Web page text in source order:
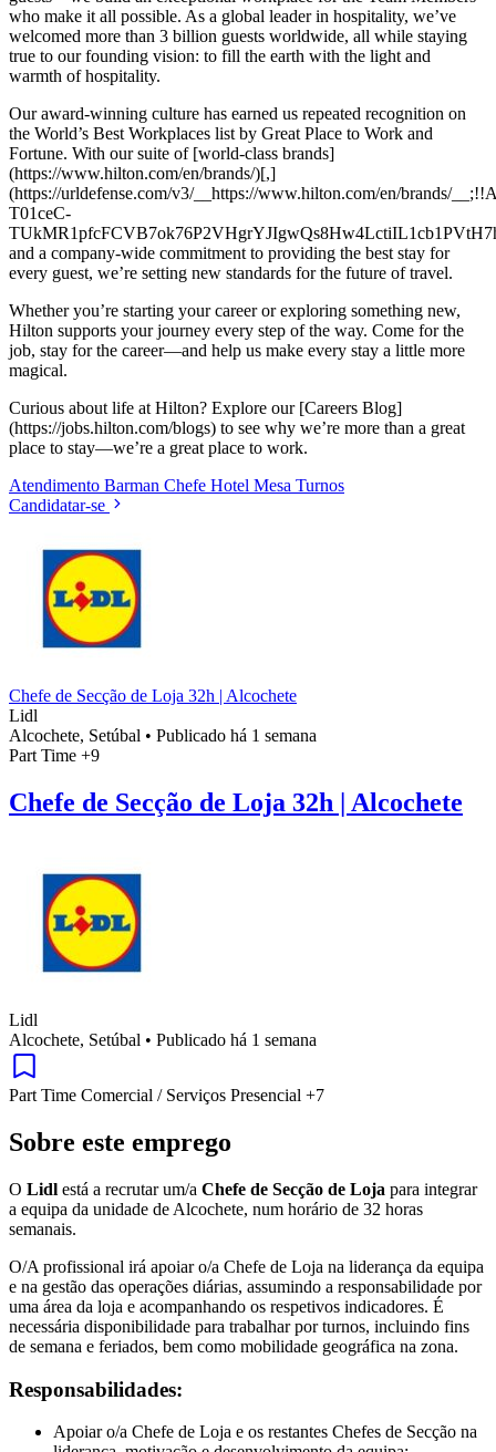
who make it all possible. As a global leader in hospitality, we’ve
welcomed more than 3 billion guests worldwide, all while staying
true to our founding vision: to fill the earth with the light and
warmth of hospitality.
Our award-winning culture has earned us repeated recognition on
the World’s Best Workplaces list by Great Place to Work and
Fortune. With our suite of [world-class brands]
(https://www.hilton.com/en/brands/)[,]
(https://urldefense.com/v3/__https://www.hilton.com/en/brands/
T01ceC-
and a company-wide commitment to providing the best stay for
every guest, we’re setting new standards for the future of travel.
Whether you’re starting your career or exploring something new,
Hilton supports your journey every step of the way. Come for the
job, stay for the career—and help us make every stay a little more
magical.
Curious about life at Hilton? Explore our [Careers Blog]
(https://jobs.hilton.com/blogs) to see why we’re more than a great
place to stay—we’re a great place to work.
Atendimento Barman Chefe Hotel Mesa Turnos
Candidatar-se
Chefe de Secção de Loja 32h | Alcochete
Lidl
Alcochete, Setúbal • Publicado há 1 semana
Part Time +9
Chefe de Secção de Loja 32h | Alcochete
Lidl
Alcochete, Setúbal • Publicado há 1 semana
Part Time Comercial / Serviços Presencial +7
Sobre este emprego
O Lidl está a recrutar um/a Chefe de Secção de Loja para integrar
a equipa da unidade de Alcochete, num horário de 32 horas
semanais.
O/A profissional irá apoiar o/a Chefe de Loja na liderança da equipa
e na gestão das operações diárias, assumindo a responsabilidade por
uma área da loja e acompanhando os respetivos indicadores. É
necessária disponibilidade para trabalhar por turnos, incluindo fins
de semana e feriados, bem como mobilidade geográfica na zona.
Responsabilidades:
Apoiar o/a Chefe de Loja e os restantes Chefes de Secção na